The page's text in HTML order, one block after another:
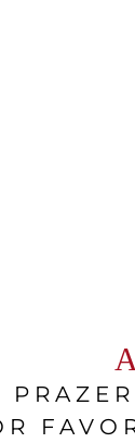
da
vinhos
e do
Bolotas“,